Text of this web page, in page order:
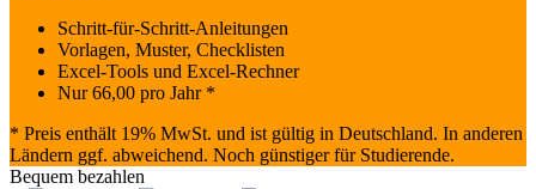
Schritt-für-Schritt-Anleitungen
Vorlagen, Muster, Checklisten
Excel-Tools und Excel-Rechner
Nur66,00 pro Jahr *
* Preis enthält 19% MwSt. und ist gültig in Deutschland. In anderen
Ländern ggf. abweichend. Noch günstiger für Studierende.
Bequem bezahlen